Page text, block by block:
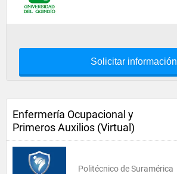
Solicitar información
Enfermería Ocupacional y
Primeros Auxilios (Virtual)
Politécnico de Suramérica